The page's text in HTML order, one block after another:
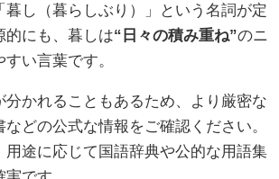
暮し（暮らしぶり）」という名詞が定
的にも、暮しは“日々の積み重ね”のニ
い言葉です。
分かれることもあるため、より厳密な
どの公式な情報をご確認ください。
用途に応じて国語辞典や公的な用語集
です。